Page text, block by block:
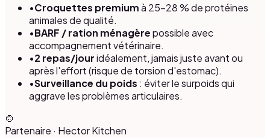
•Croquettes premiumà 25–28 % de protéines
animales de qualité.
•BARF / ration ménagèrepossible avec
accompagnement vétérinaire.
•2 repas/jouridéalement, jamais juste avant ou
après l'effort (risque de torsion d'estomac).
•Surveillance du poids : éviter le surpoids qui
aggrave les problèmes articulaires.
🍲
Partenaire · Hector Kitchen